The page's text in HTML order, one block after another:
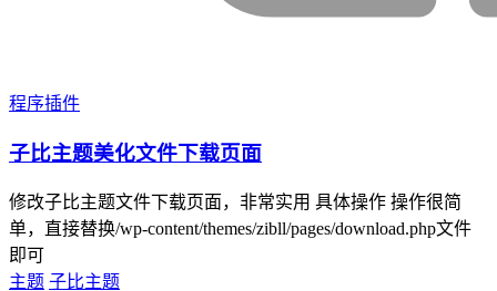
程序插件
子比主题美化文件下载页面
修改子比主题文件下载页面，非常实用 具体操作 操作很简
单，直接替换/wp-content/themes/zibll/pages/download.php文件
即可
主题 子比主题